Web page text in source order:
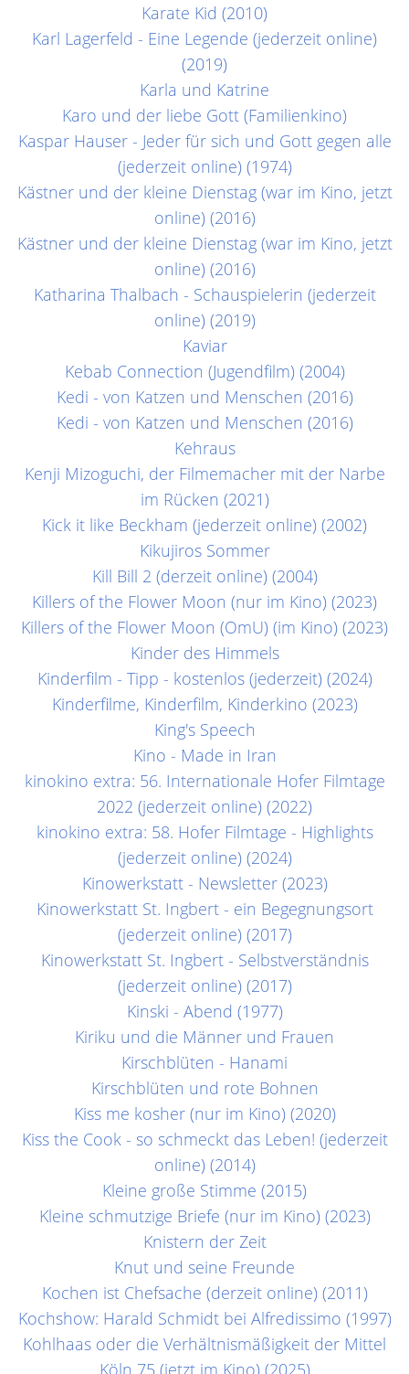
Karate Kid (2010)
Karl Lagerfeld - Eine Legende (jederzeit online)
(2019)
Karla und Katrine
Karo und der liebe Gott (Familienkino)
Kaspar Hauser - Jeder für sich und Gott gegen alle
(jederzeit online) (1974)
Kästner und der kleine Dienstag (war im Kino, jetzt
online) (2016)
Kästner und der kleine Dienstag (war im Kino, jetzt
online) (2016)
Katharina Thalbach - Schauspielerin (jederzeit
online) (2019)
Kaviar
Kebab Connection (Jugendfilm) (2004)
Kedi - von Katzen und Menschen (2016)
Kedi - von Katzen und Menschen (2016)
Kehraus
Kenji Mizoguchi, der Filmemacher mit der Narbe
im Rücken (2021)
Kick it like Beckham (jederzeit online) (2002)
Kikujiros Sommer
Kill Bill 2 (derzeit online) (2004)
Killers of the Flower Moon (nur im Kino) (2023)
Killers of the Flower Moon (OmU) (im Kino) (2023)
Kinder des Himmels
Kinderfilm - Tipp - kostenlos (jederzeit) (2024)
Kinderfilme, Kinderfilm, Kinderkino (2023)
King's Speech
Kino - Made in Iran
kinokino extra: 56. Internationale Hofer Filmtage
2022 (jederzeit online) (2022)
kinokino extra: 58. Hofer Filmtage - Highlights
(jederzeit online) (2024)
Kinowerkstatt - Newsletter (2023)
Kinowerkstatt St. Ingbert - ein Begegnungsort
(jederzeit online) (2017)
Kinowerkstatt St. Ingbert - Selbstverständnis
(jederzeit online) (2017)
Kinski - Abend (1977)
Kiriku und die Männer und Frauen
Kirschblüten - Hanami
Kirschblüten und rote Bohnen
Kiss me kosher (nur im Kino) (2020)
Kiss the Cook - so schmeckt das Leben! (jederzeit
online) (2014)
Kleine große Stimme (2015)
Kleine schmutzige Briefe (nur im Kino) (2023)
Knistern der Zeit
Knut und seine Freunde
Kochen ist Chefsache (derzeit online) (2011)
Kochshow: Harald Schmidt bei Alfredissimo (1997)
Kohlhaas oder die Verhältnismäßigkeit der Mittel
Köln 75 (jetzt im Kino) (2025)